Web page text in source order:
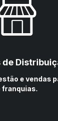
de
e vendas
franquias.